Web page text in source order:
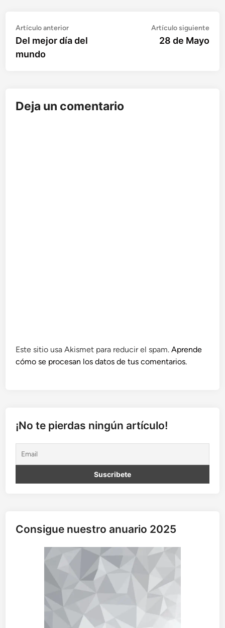
Navegación
de
Artículo anteriorArtículo
anterior:
Del mejor día del
mundo
Artículo siguiente
28 de Mayo
Deja un comentario
Este sitio usa Akismet para reducir el spam.Aprende
cómo se procesan los datos de tus comentarios.
¡No te pierdas ningún artículo!
Consigue nuestro anuario 2025